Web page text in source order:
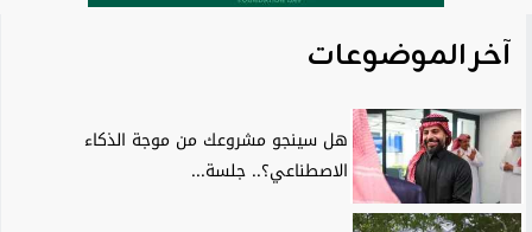
آخر الموضوعات
هل سينجو مشروعك من موجة الذكاء
الاصطناعي؟.. جلسة...